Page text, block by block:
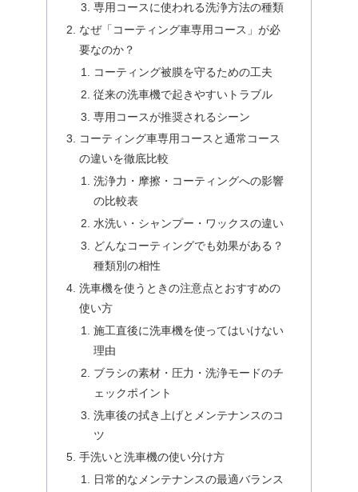
専用コースに使われる洗浄方法の種類
なぜ「コーティング車専用コース」が必
要なのか？
コーティング被膜を守るための工夫
従来の洗車機で起きやすいトラブル
専用コースが推奨されるシーン
コーティング車専用コースと通常コース
の違いを徹底比較
洗浄力・摩擦・コーティングへの影響
の比較表
水洗い・シャンプー・ワックスの違い
どんなコーティングでも効果がある？
種類別の相性
洗車機を使うときの注意点とおすすめの
使い方
施工直後に洗車機を使ってはいけない
理由
ブラシの素材・圧力・洗浄モードのチ
ェックポイント
洗車後の拭き上げとメンテナンスのコ
ツ
手洗いと洗車機の使い分け方
日常的なメンテナンスの最適バランス